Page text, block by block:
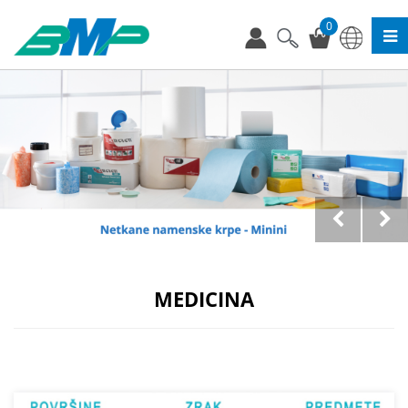
0
MEDICINA